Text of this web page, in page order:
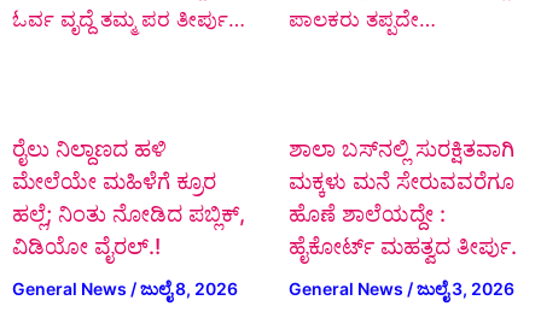
ಓರ್ವ ವೃದ್ದೆ ತಮ್ಮ ಪರ ತೀರ್ಪು…
ಪಾಲಕರು ತಪ್ಪದೇ…
ರೈಲು ನಿಲ್ದಾಣದ ಹಳಿ
ಮೇಲೆಯೇ ಮಹಿಳೆಗೆ ಕ್ರೂರ
ಹಲ್ಲೆ; ನಿಂತು ನೋಡಿದ ಪಬ್ಲಿಕ್‌,
ವಿಡಿಯೋ ವೈರಲ್.!
General News /ಜುಲೈ 8, 2026
ಶಾಲಾ ಬಸ್‌ನಲ್ಲಿ ಸುರಕ್ಷಿತವಾಗಿ
ಮಕ್ಕಳು ಮನೆ ಸೇರುವವರೆಗೂ
ಹೊಣೆ ಶಾಲೆಯದ್ದೇ :
ಹೈಕೋರ್ಟ್ ಮಹತ್ವದ ತೀರ್ಪು.
General News /ಜುಲೈ 3, 2026